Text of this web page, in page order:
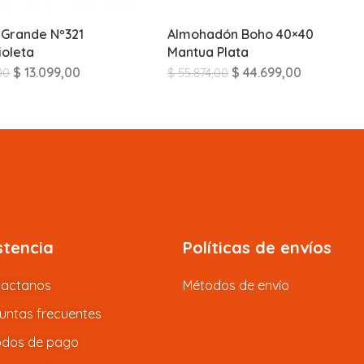
Nº321
$ 13.099,00
Almohadón Boho 40×40
Mantua Plata
$55.874,00 $ 44.699,00
frecuentes
de pago
Políticas de envíos
Métodos de envío